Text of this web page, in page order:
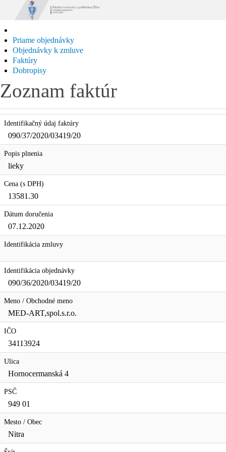
Priame objednávky
Objednávky k zmluve
Faktúry
Dobropisy
Zoznam faktúr
Identifikačný údaj faktúry
090/37/2020/03419/20
Popis plnenia
lieky
Cena (s DPH)
13581.30
Dátum doručenia
07.12.2020
Identifikácia zmluvy
Identifikácia objednávky
090/36/2020/03419/20
Meno / Obchodné meno
MED-ART,spol.s.r.o.
IČO
34113924
Ulica
Hornocermanská 4
PSČ
949 01
Mesto / Obec
Nitra